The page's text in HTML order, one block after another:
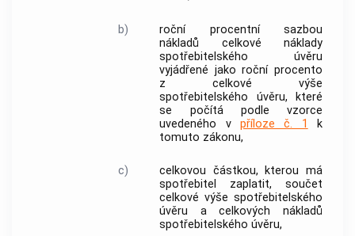
b)
roční procentní sazbou
nákladů
celkové náklady
spotřebitelského úvěru
vyjádřené jako roční procento
zcelkové výše
spotřebitelského úvěru, které
se počítá podle vzorce
uvedeného vpříloze č. 1
k
tomuto zákonu,
c) celkovou částkou, kterou má
spotřebitel
zaplatit, součet
celkové výše spotřebitelského
úvěru acelkových nákladů
spotřebitelského úvěru,